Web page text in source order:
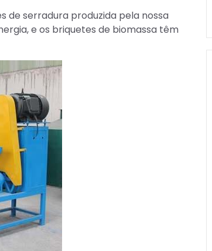
de serradura produzida pela nossa
e os briquetes de biomassa têm